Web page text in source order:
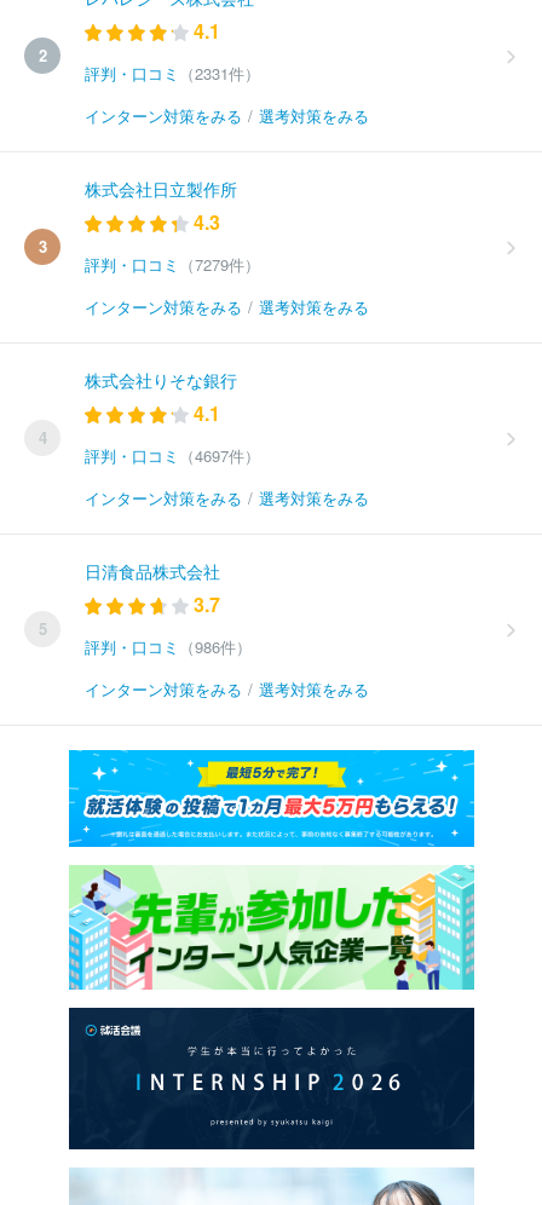
2
4.1
評判・口コミ
（2331件）
インターン対策をみる / 選考対策をみる
3
株式会社日立製作所
4.3
評判・口コミ
（7279件）
インターン対策をみる / 選考対策をみる
4
株式会社りそな銀行
4.1
評判・口コミ
（4697件）
インターン対策をみる / 選考対策をみる
5
日清食品株式会社
3.7
評判・口コミ
（986件）
インターン対策をみる / 選考対策をみる